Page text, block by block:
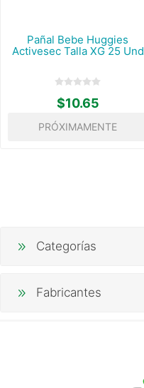
Pañal Bebe Huggies
Activesec Talla XG 25 Und
$10.65
PRÓXIMAMENTE
Categorías
Fabricantes